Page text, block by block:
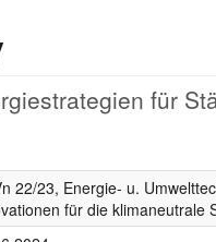
für
22/23, Energie- u.
für die klimaneutrale